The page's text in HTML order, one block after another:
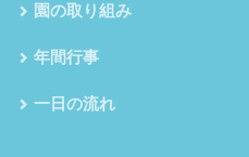
園の取り組み
年間行事
一日の流れ